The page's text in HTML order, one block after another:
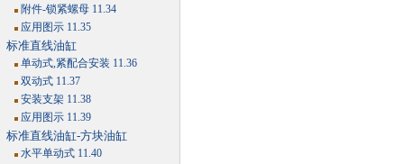
附件-锁紧螺母 11.34
应用图示 11.35
标准直线油缸
单动式,紧配合安装 11.36
双动式 11.37
安装支架 11.38
应用图示 11.39
标准直线油缸-方块油缸
水平单动式 11.40